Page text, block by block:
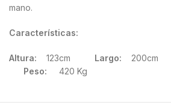
mano.
Características:
Altura: 123cm Largo: 200cm
Peso:
420 Kg